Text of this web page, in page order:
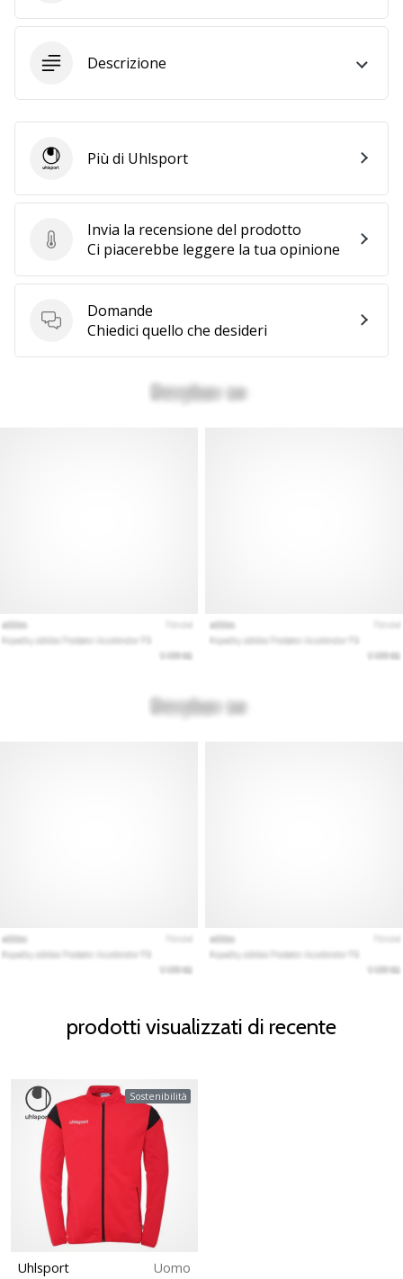
tutti gli
articoli
Descrizione
Invia la recensione del prodotto
Invia la recensione del prodotto
Ci piacerebbe leggere la tua opinione
Domande
Domande
Chiedici quello che desideri
UhlsportPiù di Uhlsport
prodotti visualizzati di recente
Sostenibilità
Uhlsport
Uomo